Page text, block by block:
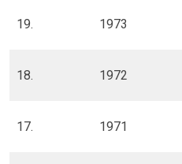
19.​ ​1973
18.​ ​1972
17. ​ ​1971